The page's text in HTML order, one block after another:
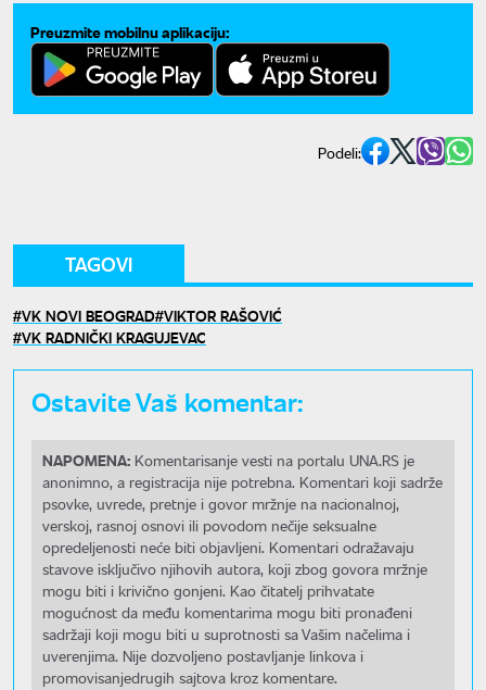
Preuzmite mobilnu aplikaciju:
Podeli:
TAGOVI
VK NOVI BEOGRAD VIKTOR RAŠOVIĆ
VK RADNIČKI KRAGUJEVAC
Ostavite Vaš komentar:
NAPOMENA: Komentarisanje vesti na portalu UNA.RS je
anonimno, a registracija nije potrebna. Komentari koji sadrže
psovke, uvrede, pretnje i govor mržnje na nacionalnoj,
verskoj, rasnoj osnovi ili povodom nečije seksualne
opredeljenosti neće biti objavljeni. Komentari odražavaju
stavove isključivo njihovih autora, koji zbog govora mržnje
mogu biti i krivično gonjeni. Kao čitatelj prihvatate
mogućnost da među komentarima mogu biti pronađeni
sadržaji koji mogu biti u suprotnosti sa Vašim načelima i
uverenjima. Nije dozvoljeno postavljanje linkova i
promovisanjedrugih sajtova kroz komentare.